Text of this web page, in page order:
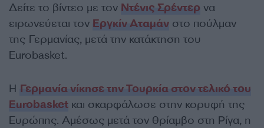
Δείτε το βίντεο με τον Ντένις Σρέντερ να
ειρωνεύεται τον Εργκίν Αταμάν στο πούλμαν
της Γερμανίας, μετά την κατάκτηση του
Eurobasket.
Η Γερμανία νίκησε την Τουρκία στον τελικό του
Eurobasket και σκαρφάλωσε στην κορυφή της
Ευρώπης. Αμέσως μετά τον θρίαμβο στη Ρίγα, η